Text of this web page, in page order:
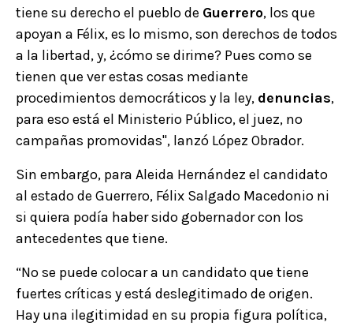
tiene su derecho el pueblo de Guerrero, los que
apoyan a Félix, es lo mismo, son derechos de todos
a la libertad, y, ¿cómo se dirime? Pues como se
tienen que ver estas cosas mediante
procedimientos democráticos y la ley, denuncias,
para eso está el Ministerio Público, el juez, no
campañas promovidas", lanzó López Obrador.
Sin embargo, para Aleida Hernández el candidato
al estado de Guerrero, Félix Salgado Macedonio ni
si quiera podía haber sido gobernador con los
antecedentes que tiene.
“No se puede colocar a un candidato que tiene
fuertes críticas y está deslegitimado de origen.
Hay una ilegitimidad en su propia figura política,